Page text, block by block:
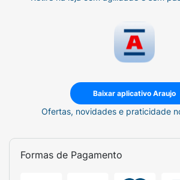
Baixar aplicativo Araujo
Ofertas, novidades e praticidade
Formas de Pagamento